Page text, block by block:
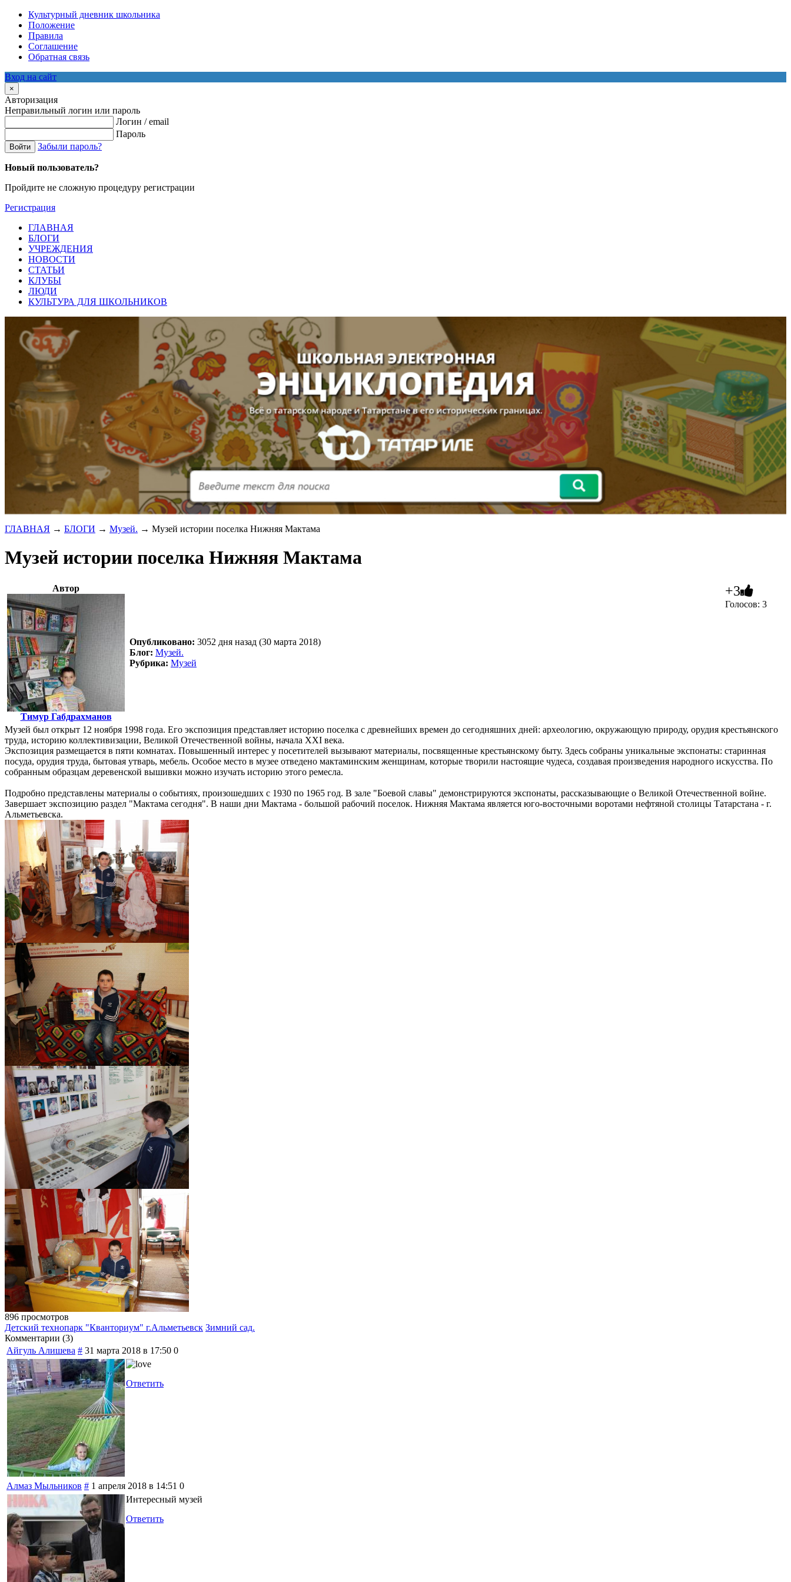
Культурный дневник школьника
Положение
Правила
Соглашение
Обратная связь
Вход на сайт
×
Авторизация
Неправильный логин или пароль
Логин / email
Пароль
Войти Забыли пароль?
Новый пользователь?
Пройдите не сложную процедуру регистрации
Регистрация
ГЛАВНАЯ
БЛОГИ
УЧРЕЖДЕНИЯ
НОВОСТИ
СТАТЬИ
КЛУБЫ
ЛЮДИ
КУЛЬТУРА ДЛЯ ШКОЛЬНИКОВ
ГЛАВНАЯ → БЛОГИ → Музей. → Музей истории поселка Нижняя Мактама
Музей истории поселка Нижняя Мактама
Автор
Тимур Габдрахманов
Опубликовано: 3052 дня назад (30 марта 2018)
Блог: Музей.
Рубрика: Музей
+3
Голосов: 3
Музей был открыт 12 ноября 1998 года. Его экспозиция представляет историю поселка с древнейших времен до сегодняшних дней: археологию, окружающую природу, орудия крестьянского
труда, историю коллективизации, Великой Отечественной войны, начала XXI века.
Экспозиция размещается в пяти комнатах. Повышенный интерес у посетителей вызывают материалы, посвященные крестьянскому быту. Здесь собраны уникальные экспонаты: старинная
посуда, орудия труда, бытовая утварь, мебель. Особое место в музее отведено мактаминским женщинам, которые творили настоящие чудеса, создавая произведения народного искусства. По
собранным образцам деревенской вышивки можно изучать историю этого ремесла.
Подробно представлены материалы о событиях, произошедших с 1930 по 1965 год. В зале "Боевой славы" демонстрируются экспонаты, рассказывающие о Великой Отечественной войне.
Завершает экспозицию раздел "Мактама сегодня". В наши дни Мактама - большой рабочий поселок. Нижняя Мактама является юго-восточными воротами нефтяной столицы Татарстана - г.
Альметьевска.
896 просмотров
Детский технопарк "Кванториум" г.Альметьевск Зимний сад.
Комментарии (3)
Айгуль Алишева # 31 марта 2018 в 17:50 0
Ответить
Алмаз Мыльников # 1 апреля 2018 в 14:51 0
Интересный музей
Ответить